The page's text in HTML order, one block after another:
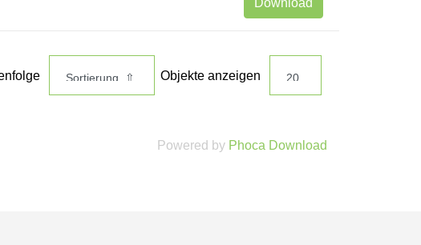
Download
Objekte anzeigen
Powered by Phoca Download